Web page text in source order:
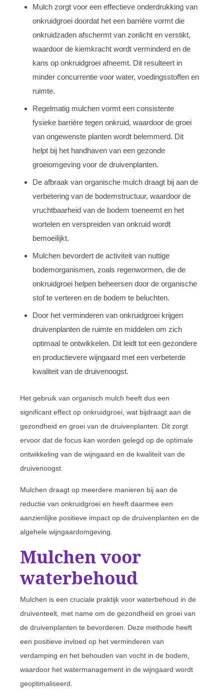
Mulch zorgt voor een effectieve onderdrukking van
onkruidgroei doordat het een barrière vormt die
onkruidzaden afschermt van zonlicht en verstikt,
waardoor de kiemkracht wordt verminderd en de
kans op onkruidgroei afneemt. Dit resulteert in
minder concurrentie voor water, voedingsstoffen en
ruimte.
Regelmatig mulchen vormt een consistente
fysieke barrière tegen onkruid, waardoor de groei
van ongewenste planten wordt belemmerd. Dit
helpt bij het handhaven van een gezonde
groeiomgeving voor de druivenplanten.
De afbraak van organische mulch draagt bij aan de
verbetering van de bodemstructuur, waardoor de
vruchtbaarheid van de bodem toeneemt en het
wortelen en verspreiden van onkruid wordt
bemoeilijkt.
Mulchen bevordert de activiteit van nuttige
bodemorganismen, zoals regenwormen, die de
onkruidgroei helpen beheersen door de organische
stof te verteren en de bodem te beluchten.
Door het verminderen van onkruidgroei krijgen
druivenplanten de ruimte en middelen om zich
optimaal te ontwikkelen. Dit leidt tot een gezondere
en productievere wijngaard met een verbeterde
kwaliteit van de druivenoogst.
Het gebruik van organisch mulch heeft dus een
significant effect op onkruidgroei, wat bijdraagt aan de
gezondheid en groei van de druivenplanten. Dit zorgt
ervoor dat de focus kan worden gelegd op de optimale
ontwikkeling van de wijngaard en de kwaliteit van de
druivenoogst.
Mulchen draagt op meerdere manieren bij aan de
reductie van onkruidgroei en heeft daarmee een
aanzienlijke positieve impact op de druivenplanten en de
algehele wijngaardomgeving.
Mulchen voor
waterbehoud
Mulchen is een cruciale praktijk voor waterbehoud in de
druiventeelt, met name om de gezondheid en groei van
de druivenplanten te bevorderen. Deze methode heeft
een positieve invloed op het verminderen van
verdamping en het behouden van vocht in de bodem,
waardoor het watermanagement in de wijngaard wordt
geoptimaliseerd.